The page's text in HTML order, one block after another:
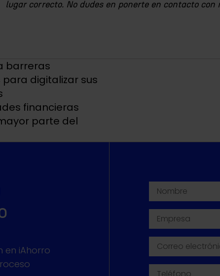
lugar correcto. No dudes en ponerte en contacto con
barreras
digitalizar sus
financieras
parte del
en iAhorro